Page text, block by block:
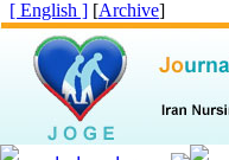
[
Archive
]
[ English ]